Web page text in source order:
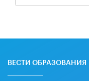
ВЕСТИ ОБРАЗОВАНИЯ